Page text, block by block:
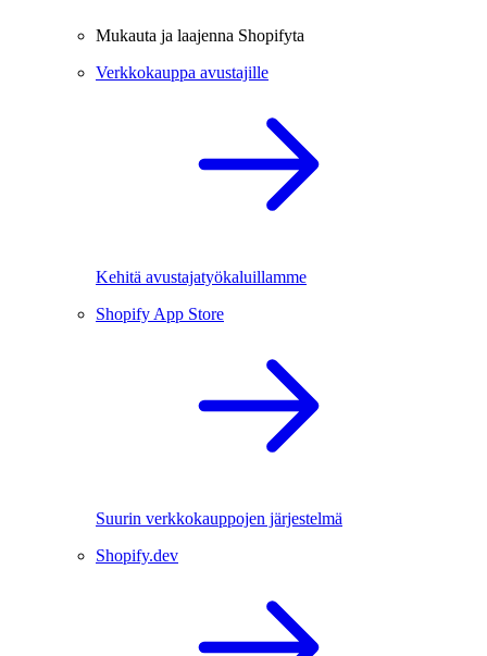
Mukauta ja laajenna Shopifyta
Verkkokauppa avustajille
Kehitä avustajatyökaluillamme
Shopify App Store
Suurin verkkokauppojen järjestelmä
Shopify.dev